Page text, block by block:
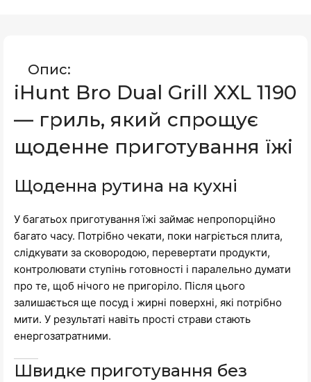
Опис:
iHunt Bro Dual Grill XXL 1190
— гриль, який спрощує
щоденне приготування їжі
Щоденна рутина на кухні
У багатьох приготування їжі займає непропорційно
багато часу. Потрібно чекати, поки нагріється плита,
слідкувати за сковородою, перевертати продукти,
контролювати ступінь готовності і паралельно думати
про те, щоб нічого не пригоріло. Після цього
залишається ще посуд і жирні поверхні, які потрібно
мити. У результаті навіть прості страви стають
енергозатратними.
Швидке приготування без